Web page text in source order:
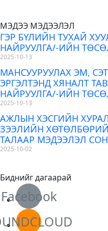
МЭДЭЭ МЭДЭЭЛЭЛ
ГЭР БҮЛИЙН ТУХАЙ
НАЙРУУЛГА/-ИЙН
2025-10-13
МАНСУУРУУЛАХ ЭМ,
ЭРГЭЛТЭНД ХЯНАЛТ
НАЙРУУЛГА/-ИЙН
2025-10-13
АЖЛЫН ХЭСГИЙН
ЗЭЭЛИЙН
ТАЛААР МЭДЭЭЛЭЛ
2025-10-02
Биднийг дагаарай
Facebook